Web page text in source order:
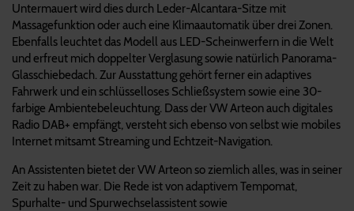
Untermauert wird dies durch Leder-Alcantara-Sitze mit
Massagefunktion oder auch eine Klimaautomatik über drei Zonen.
Ebenfalls leuchtet das Modell aus LED-Scheinwerfern in die Welt
und erfreut mich doppelter Verglasung sowie natürlich Panorama-
Glasschiebedach. Zur Ausstattung gehört ferner ein adaptives
Fahrwerk und ein schlüsselloses Schließsystem sowie eine 30-
farbige Ambientebeleuchtung. Dass der VW Arteon auch digitales
Radio DAB+ empfängt, versteht sich ebenso von selbst wie mobiles
Internet mitsamt Streaming und Echtzeit-Navigation.
An Assistenten bietet der VW Arteon so ziemlich alles, was in seiner
Zeit zu haben war. Die Rede ist von adaptivem Tempomat,
Spurhalte- und Spurwechselassistent sowie